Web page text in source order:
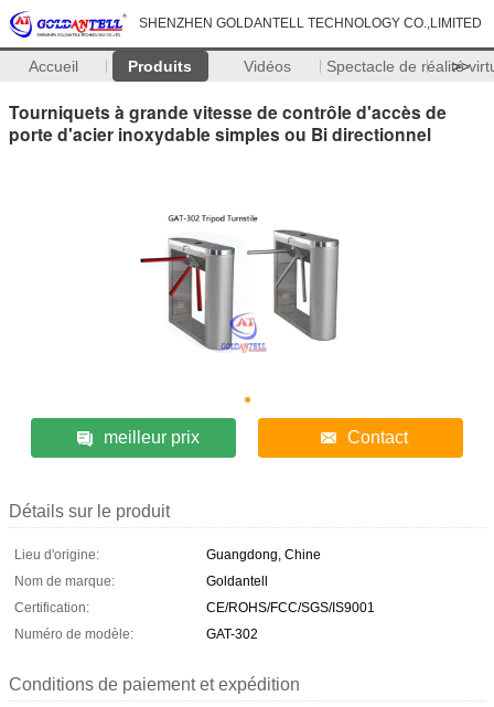
SHENZHEN GOLDANTELL TECHNOLOGY CO.,LIMITED
Accueil Produits Vidéos Spectacle de réalité
>>
Tourniquets à grande vitesse de contrôle d'accès de
porte d'acier inoxydable simples ou Bi directionnel
meilleur prix Contact
Détails sur le produit
Lieu d'origine:
Guangdong, Chine
Nom de marque:
Goldantell
Certification:
CE/ROHS/FCC/SGS/IS9001
Numéro de modèle:
GAT-302
Conditions de paiement et expédition